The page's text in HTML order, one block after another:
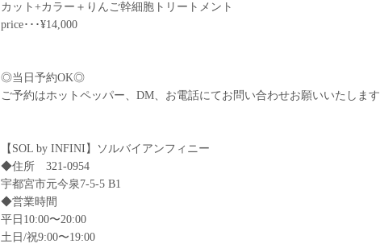
カット+カラー＋りんご幹細胞トリートメント
price･･･¥14,000
◎当日予約OK◎
ご予約はホットペッパー、DM、お電話にてお問い合わせお願いいたします
【SOL by INFINI】ソルバイアンフィニー
◆住所 321-0954
宇都宮市元今泉7-5-5 B1
◆営業時間
平日10:00〜20:00
土日/祝9:00〜19:00